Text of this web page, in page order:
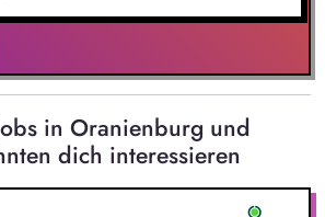
in Oranienburg und
dich interessieren